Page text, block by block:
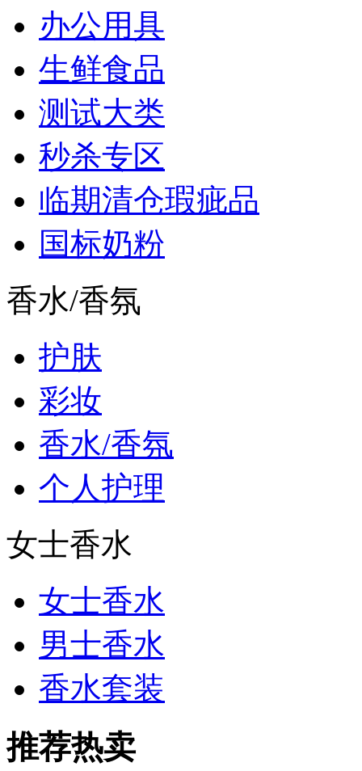
办公用具
生鲜食品
测试大类
秒杀专区
临期清仓瑕疵品
国标奶粉
香水/香氛
护肤
彩妆
香水/香氛
个人护理
女士香水
女士香水
男士香水
香水套装
推荐热卖